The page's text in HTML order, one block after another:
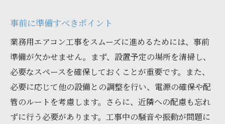
事前に準備すべきポイント
業務用エアコン工事をスムーズに進めるためには、事前
準備が欠かせません。まず、設置予定の場所を清掃し、
必要なスペースを確保しておくことが重要です。また、
必要に応じて他の設備との調整を行い、電源の確保や配
管のルートを考慮します。さらに、近隣への配慮も忘れ
ずに行う必要があります。工事中の騒音や振動が問題に